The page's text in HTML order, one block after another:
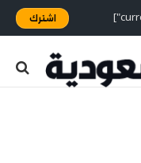
اشترك